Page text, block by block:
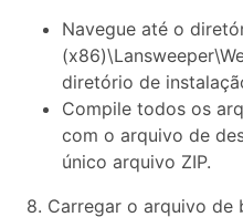
Navegue até o
diretório de
Compile todos os
com o arquivo de
único arquivo ZIP.
8. Carregar o arquivo de